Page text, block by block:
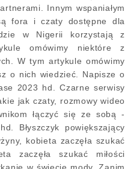
Innym wspaniałym
fora i czaty dostępne dla
w Nigerii korzystają z
omówimy niektóre z
W tym artykule omówimy
o nich wiedzieć. Napisze o
2023 hd. Czarne serwisy
jak czaty, rozmowy wideo
łączyć się ze sobą -
Błyszczyk powiększający
kobieta zaczęła szukać
zaczęła szukać miłości